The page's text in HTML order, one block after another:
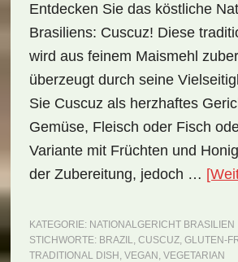
Entdecken Sie das köstliche
Brasiliens: Cuscuz! Diese
wird aus feinem Maismehl
überzeugt durch seine
Sie Cuscuz als herzhaftes
Gemüse, Fleisch oder Fisch
Variante mit Früchten und
der Zubereitung, jedoch …
KATEGORIE: NATIONALGERICHT BRASILIEN
STICHWORTE: BRAZIL, CUSCUZ, GLUTEN-
TRADITIONAL DISH , VEGAN , VEGETARIAN